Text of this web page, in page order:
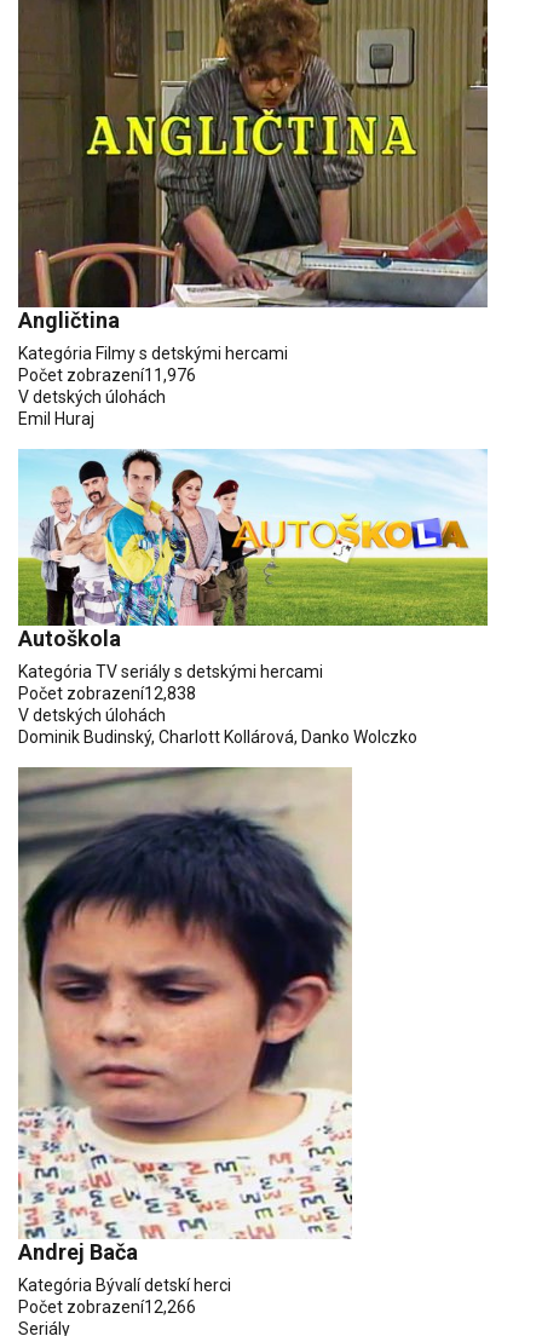
Angličtina
Kategória Filmy s detskými hercami
Počet zobrazení11,976
V detských úlohách
Emil Huraj
Autoškola
Kategória TV seriály s detskými hercami
Počet zobrazení12,838
V detských úlohách
Dominik Budinský, Charlott Kollárová, Danko Wolczko
Andrej Bača
Kategória Bývalí detskí herci
Počet zobrazení12,266
Seriály